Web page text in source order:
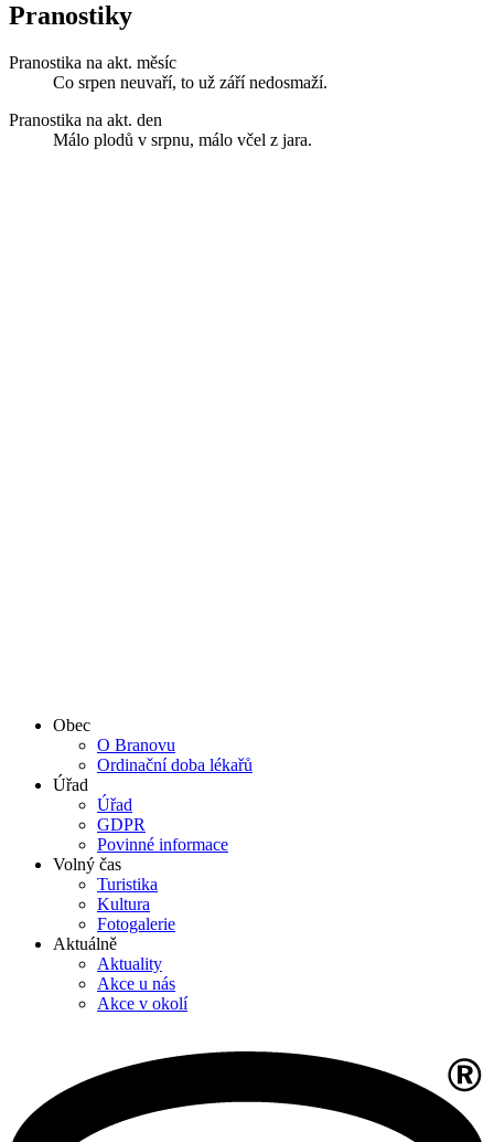
Pranostiky
Pranostika na akt. měsíc
Co srpen neuvaří, to už září nedosmaží.
Pranostika na akt. den
Málo plodů v srpnu, málo včel z jara.
Obec
O Branovu
Ordinační doba lékařů
Úřad
Úřad
GDPR
Povinné informace
Volný čas
Turistika
Kultura
Fotogalerie
Aktuálně
Aktuality
Akce u nás
Akce v okolí